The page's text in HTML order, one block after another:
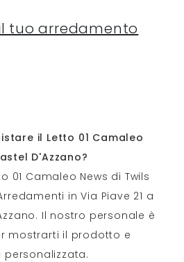
tuo arredamento
il Letto 01 Camaleo
D'Azzano?
01 Camaleo News di Twils
in Via Piave 21 a
Il nostro personale è
mostrarti il prodotto e
personalizzata.